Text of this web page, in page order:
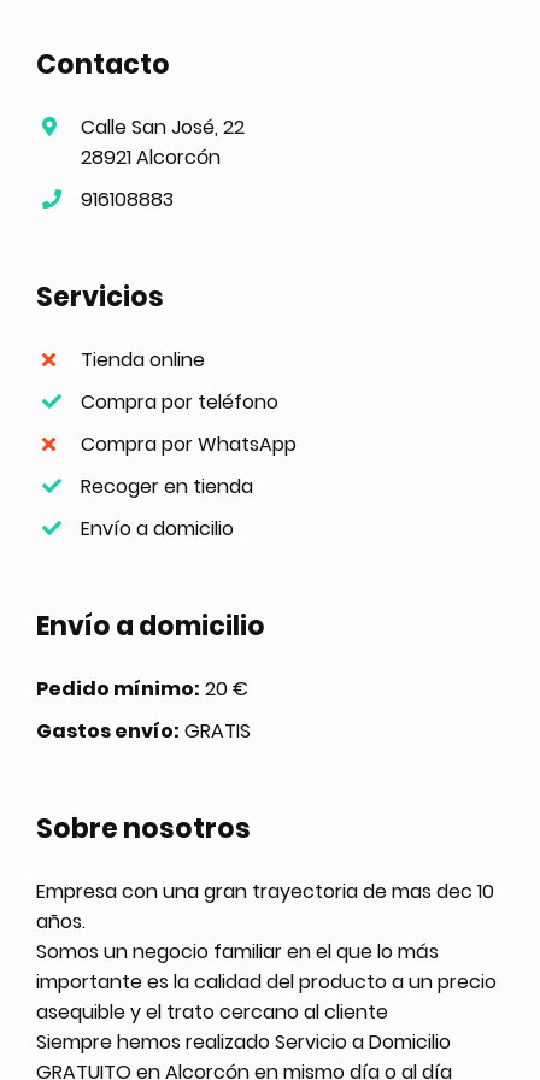
Contacto
Calle San José, 22
28921 Alcorcón
916108883
Servicios
Tienda online
Compra por teléfono
Compra por WhatsApp
Recoger en tienda
Envío a domicilio
Envío a domicilio
Pedido mínimo: 20 €
Gastos envío: GRATIS
Sobre nosotros
Empresa con una gran trayectoria de mas dec 10
años.
Somos un negocio familiar en el que lo más
importante es la calidad del producto a un precio
asequible y el trato cercano al cliente
Siempre hemos realizado Servicio a Domicilio
GRATUITO en Alcorcón en mismo día o al día